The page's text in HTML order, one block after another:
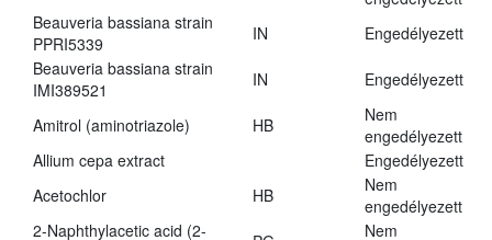
Beauveria bassiana strain
PPRI5339
IN
Engedélyezett
Beauveria bassiana strain
IMI389521
IN Engedélyezett
Amitrol (aminotriazole) HB
Nem
engedélyezett
Allium cepa extract
Engedélyezett
Acetochlor
HB
Nem
engedélyezett
2-Naphthylacetic acid (2-
Nem